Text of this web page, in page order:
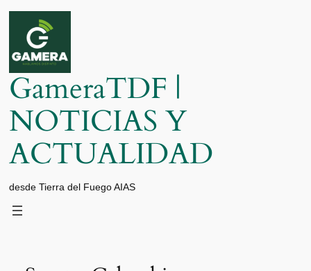
Saltar
contenido
GameraTDF |
NOTICIAS Y
ACTUALIDAD
desde Tierra del Fuego AIAS